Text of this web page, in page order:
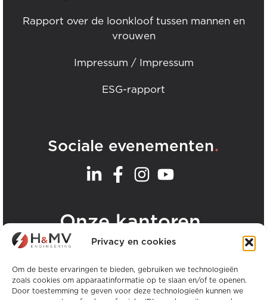
Privacy en cookies
Om de beste ervaringen te bieden, gebruiken we technologieën
zoals cookies om apparaatinformatie op te slaan en/of te openen.
Door toestemming te geven voor deze technologieën kunnen we
Rapport over de loonkloof tussen mannen en
vrouwen
Impressum / Impressum
ESG-rapport
Sociale evenementen.
Onze kantoren.
Bekijk alle H&MV kantoren